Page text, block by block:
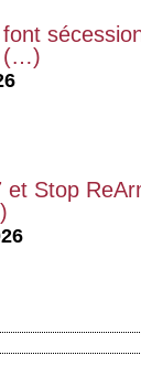
(…)
et Stop